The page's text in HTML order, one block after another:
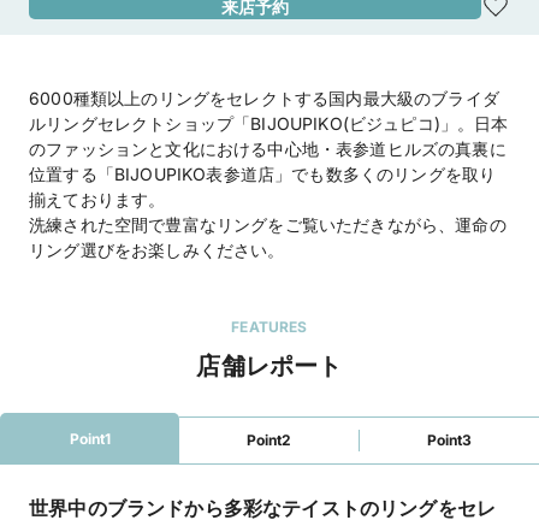
アクセス
東京メトロ「明治神宮前駅」より徒歩5分
地図を見る
住所 東京都渋谷区神宮前4-19-6
営業時間
10:00~19:00
年中無休（年末年始は除く）
ケットをプレゼント！
BIJOUPIKO (ビジュピコ)のホームページを見る
表参道店（直営店）
来店予約
6000種類以上のリングをセレクトする国内最大級のブライダ
ルリングセレクトショップ「BIJOUPIKO(ビジュピコ)」。日本
のファッションと文化における中心地・表参道ヒルズの真裏に
位置する「BIJOUPIKO表参道店」でも数多くのリングを取り
揃えております。
洗練された空間で豊富なリングをご覧いただきながら、運命の
リング選びをお楽しみください。
FEATURES
店舗レポート
Point1 Point2 Point3
世界中のブランドから多彩なテイストのリングをセレ